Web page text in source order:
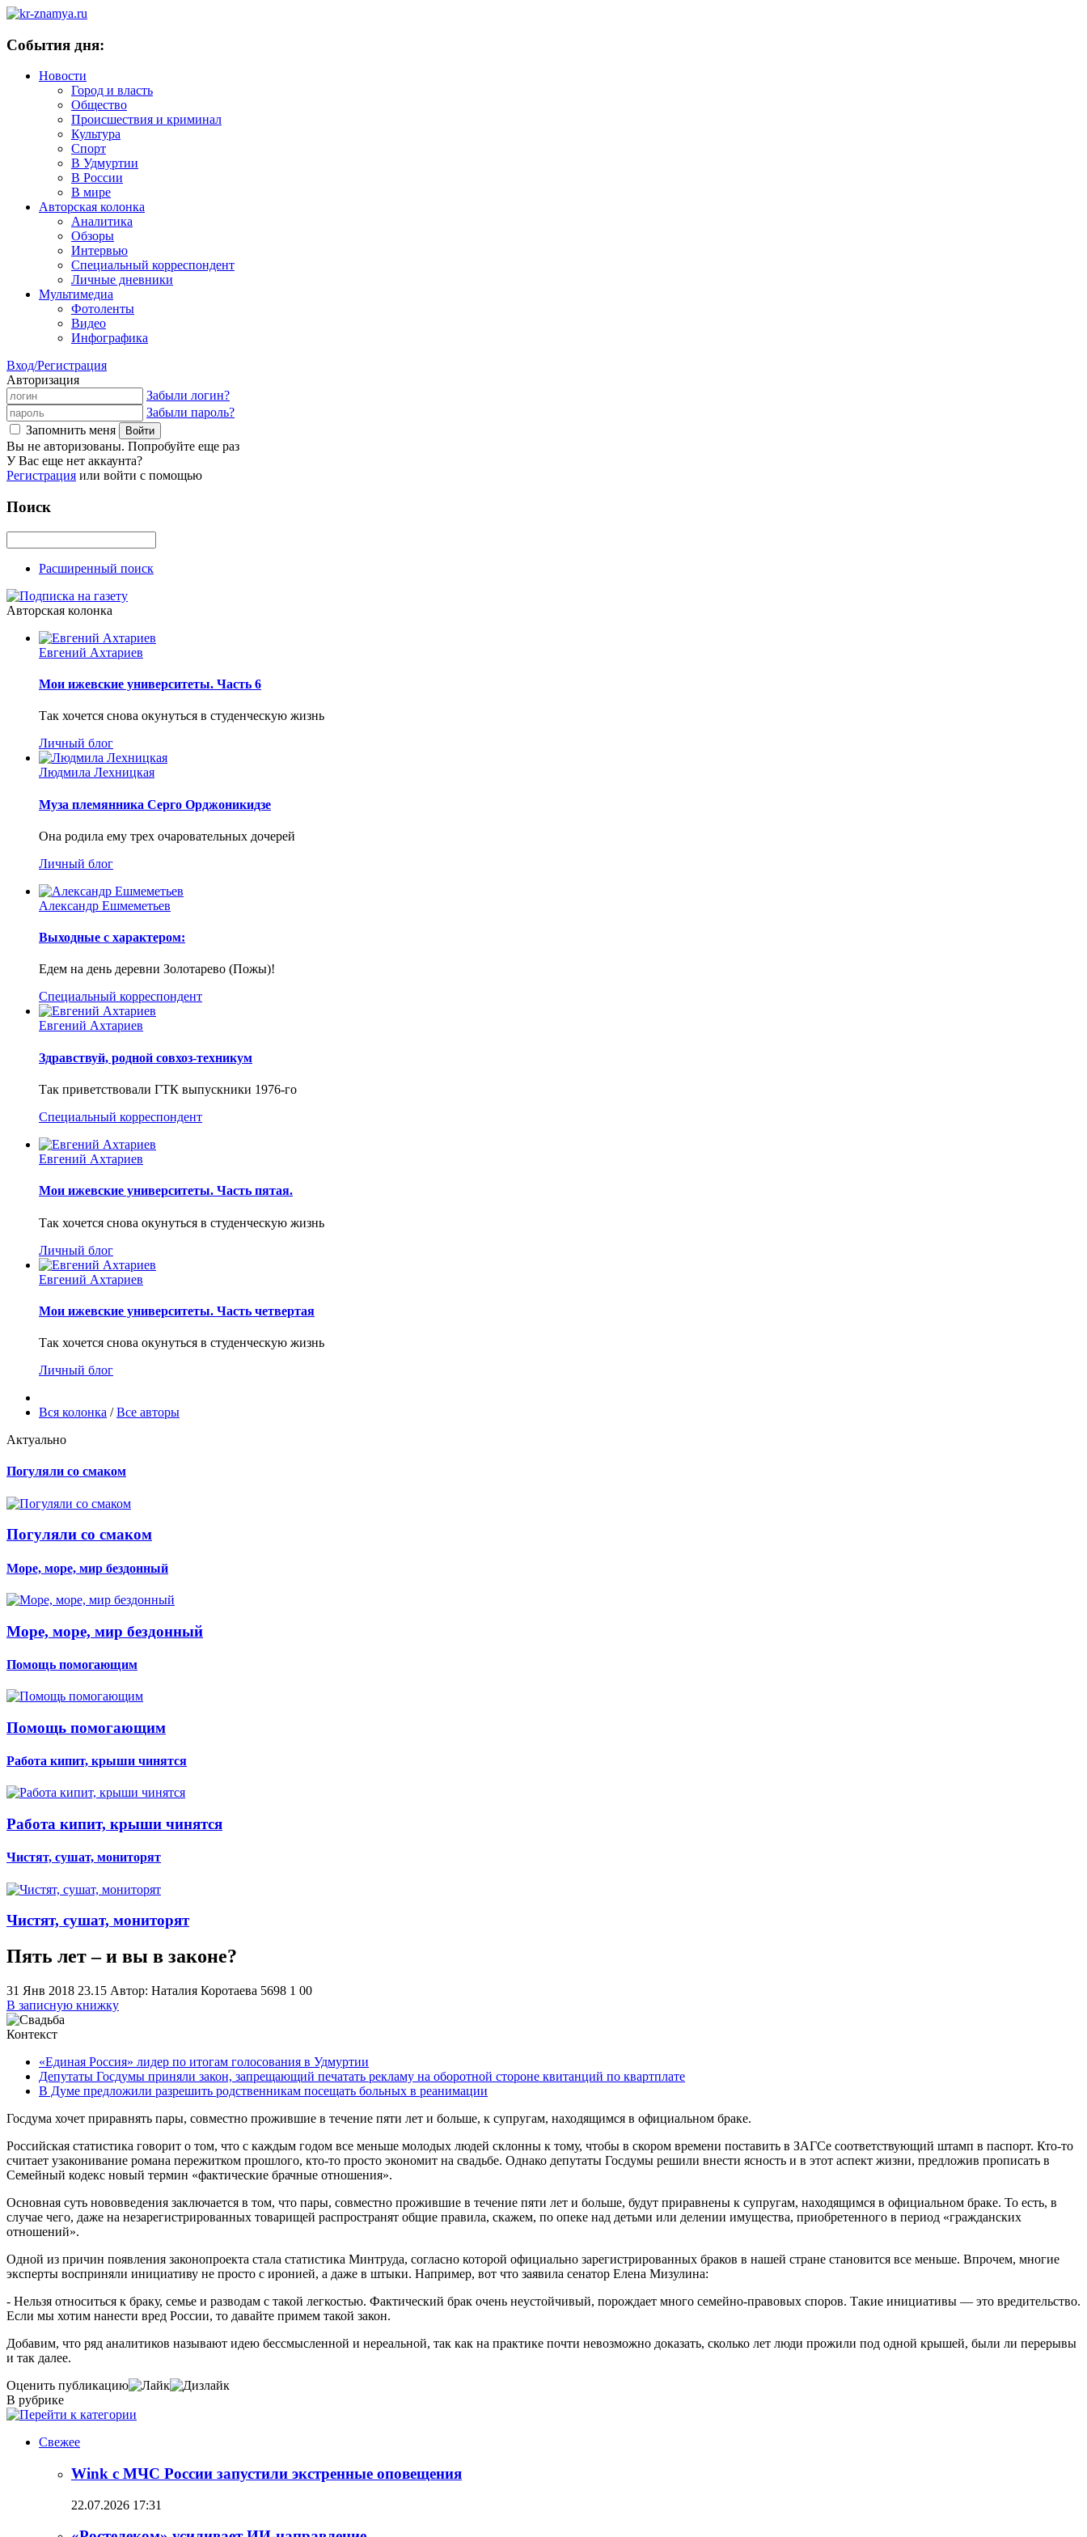
События дня:
Новости
Город и власть
Общество
Происшествия и криминал
Культура
Спорт
В Удмуртии
В России
В мире
Авторская колонка
Аналитика
Обзоры
Интервью
Специальный корреспондент
Личные дневники
Мультимедиа
Фотоленты
Видео
Инфографика
Вход/Регистрация
Авторизация
Забыли логин?
Забыли пароль?
Запомнить меня
Вы не авторизованы. Попробуйте еще раз
У Вас еще нет аккаунта?
Регистрация или войти с помощью
Поиск
Расширенный поиск
Авторская колонка
Евгений Ахтариев
Мои ижевские университеты. Часть 6
Так хочется снова окунуться в студенческую жизнь
Личный блог
Людмила Лехницкая
Муза племянника Серго Орджоникидзе
Она родила ему трех очаровательных дочерей
Личный блог
Александр Ешмеметьев
Выходные с характером:
Едем на день деревни Золотарево (Пожы)!
Специальный корреспондент
Евгений Ахтариев
Здравствуй, родной совхоз-техникум
Так приветствовали ГТК выпускники 1976-го
Специальный корреспондент
Евгений Ахтариев
Мои ижевские университеты. Часть пятая.
Так хочется снова окунуться в студенческую жизнь
Личный блог
Евгений Ахтариев
Мои ижевские университеты. Часть четвертая
Так хочется снова окунуться в студенческую жизнь
Личный блог
Вся колонка /Все авторы
Актуально
Погуляли со смаком
Погуляли со смаком
Море, море, мир бездонный
Море, море, мир бездонный
Помощь помогающим
Помощь помогающим
Работа кипит, крыши чинятся
Работа кипит, крыши чинятся
Чистят, сушат, мониторят
Чистят, сушат, мониторят
Пять лет – и вы в законе?
31 Янв 2018 23.15 Автор: Наталия Коротаева 5698 1 00
В записную книжку
Контекст
«Единая Россия» лидер по итогам голосования в Удмуртии
Депутаты Госдумы приняли закон, запрещающий печатать рекламу на оборотной стороне квитанций по квартплате
В Думе предложили разрешить родственникам посещать больных в реанимации
Госдума хочет приравнять пары, совместно прожившие в течение пяти лет и больше, к супругам, находящимся в официальном браке.
Российская статистика говорит о том, что с каждым годом все меньше молодых людей склонны к тому, чтобы в скором времени поставить в ЗАГСе соответствующий штамп в паспорт. Кто-то
считает узаконивание романа пережитком прошлого, кто-то просто экономит на свадьбе. Однако депутаты Госдумы решили внести ясность и в этот аспект жизни, предложив прописать в
Семейный кодекс новый термин «фактические брачные отношения».
Основная суть нововведения заключается в том, что пары, совместно прожившие в течение пяти лет и больше, будут приравнены к супругам, находящимся в официальном браке. То есть, в
случае чего, даже на незарегистрированных товарищей распространят общие правила, скажем, по опеке над детьми или делении имущества, приобретенного в период «гражданских
отношений».
Одной из причин появления законопроекта стала статистика Минтруда, согласно которой официально зарегистрированных браков в нашей стране становится все меньше. Впрочем, многие
эксперты восприняли инициативу не просто с иронией, а даже в штыки. Например, вот что заявила сенатор Елена Мизулина:
- Нельзя относиться к браку, семье и разводам с такой легкостью. Фактический брак очень неустойчивый, порождает много семейно-правовых споров. Такие инициативы — это вредительство.
Если мы хотим нанести вред России, то давайте примем такой закон.
Добавим, что ряд аналитиков называют идею бессмысленной и нереальной, так как на практике почти невозможно доказать, сколько лет люди прожили под одной крышей, были ли перерывы
и так далее.
Оценить публикацию
В рубрике
Свежее
Wink с МЧС России запустили экстренные оповещения
22.07.2026 17:31